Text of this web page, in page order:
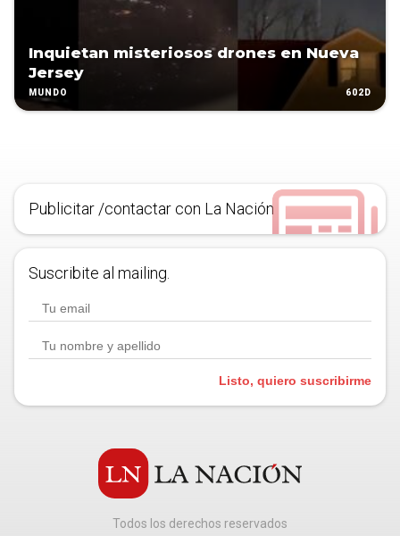
Inquietan misteriosos drones en Nueva
Jersey
MUNDO 602D
Publicitar /contactar con La Nación
Suscribite al mailing.
Listo, quiero suscribirme
Todos los derechos reservados